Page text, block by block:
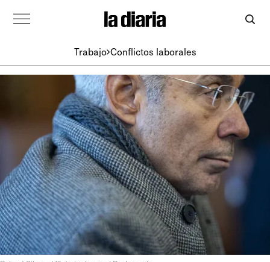
Trabajo Conflictos laborales